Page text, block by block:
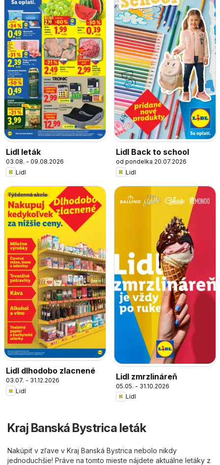
Lidl leták
03.08. - 09.08.2026
Lidl
Lidl Back to school
od pondelka 20.07.2026
Lidl
Lidl dlhodobo zlacnené
03.07. - 31.12.2026
Lidl
Lidl zmrzlináreň
05.05. - 31.10.2026
Lidl
Kraj Banská Bystrica leták
Nakúpiť v zľave v Kraj Banská Bystrica nebolo nikdy
jednoduchšie! Práve na tomto mieste nájdete aktuálne letáky z